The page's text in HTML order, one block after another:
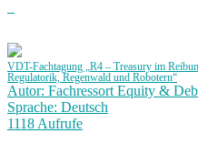
VDT-Fachtagung „R4 – Treasury im
Regulatorik, Regenwald und Robotern“
Autor: Fachressort Equity &
Sprache: Deutsch
1118 Aufrufe